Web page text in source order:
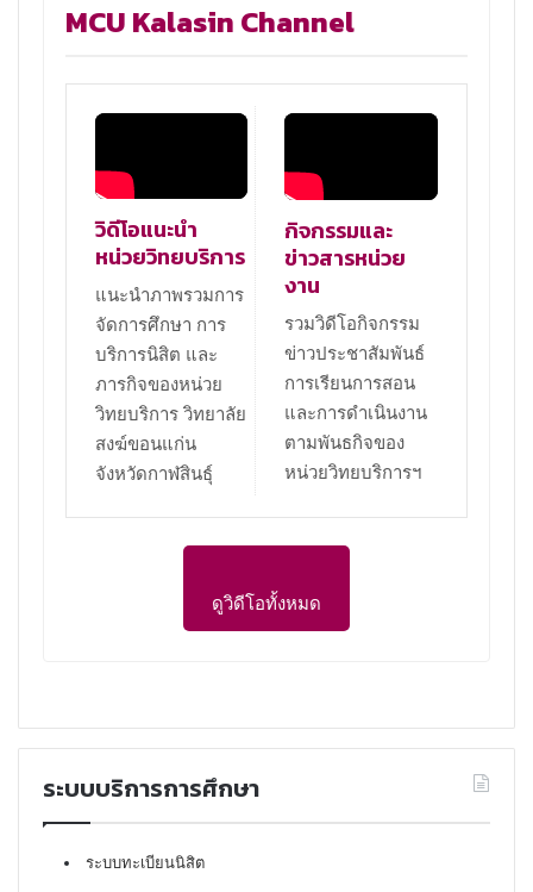
MCU Kalasin Channel
วิดีโอแนะนำ
หน่วยวิทยบริการ
แนะนำภาพรวมการ
จัดการศึกษา การ
บริการนิสิต และ
ภารกิจของหน่วย
วิทยบริการ วิทยาลัย
สงฆ์ขอนแก่น
จังหวัดกาฬสินธุ์
กิจกรรมและ
ข่าวสารหน่วย
งาน
รวมวิดีโอกิจกรรม
ข่าวประชาสัมพันธ์
การเรียนการสอน
และการดำเนินงาน
ตามพันธกิจของ
หน่วยวิทยบริการฯ
ดูวิดีโอทั้งหมด
ระบบบริการการศึกษา
ระบบทะเบียนนิสิต